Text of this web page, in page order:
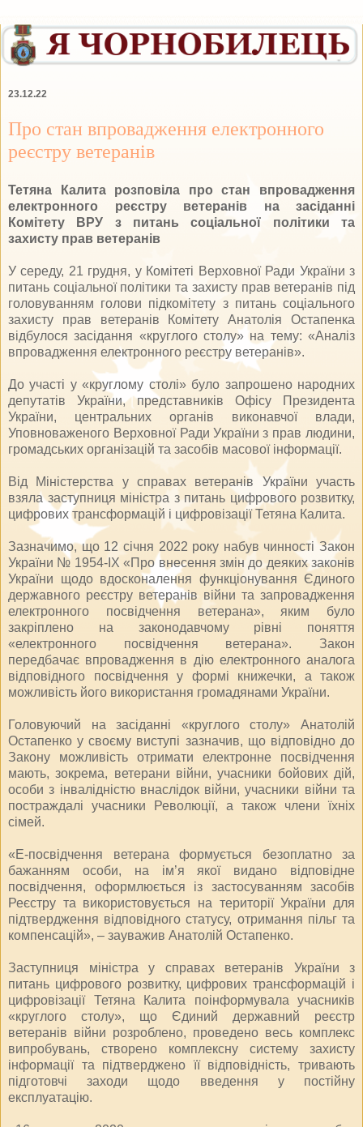
23.12.22
Про стан впровадження електронного
реєстру ветеранів
Тетяна Калита розповіла про стан впровадження
електронного реєстру ветеранів на засіданні
Комітету ВРУ з питань соціальної політики та
захисту прав ветеранів
У середу, 21 грудня, у Комітеті Верховної Ради України з
питань соціальної політики та захисту прав ветеранів під
головуванням голови підкомітету з питань соціального
захисту прав ветеранів Комітету Анатолія Остапенка
відбулося засідання «круглого столу» на тему: «Аналіз
впровадження електронного реєстру ветеранів».
До участі у «круглому столі» було запрошено народних
депутатів України, представників Офісу Президента
України, центральних органів виконавчої влади,
Уповноваженого Верховної Ради України з прав людини,
громадських організацій та засобів масової інформації.
Від Міністерства у справах ветеранів України участь
взяла заступниця міністра з питань цифрового розвитку,
цифрових трансформацій і цифровізації Тетяна Калита.
Зазначимо, що 12 січня 2022 року набув чинності Закон
України № 1954-ІХ «Про внесення змін до деяких законів
України щодо вдосконалення функціонування Єдиного
державного реєстру ветеранів війни та запровадження
електронного посвідчення ветерана», яким було
закріплено на законодавчому рівні поняття
«електронного посвідчення ветерана». Закон
передбачає впровадження в дію електронного аналога
відповідного посвідчення у формі книжечки, а також
можливість його використання громадянами України.
Головуючий на засіданні «круглого столу» Анатолій
Остапенко у своєму виступі зазначив, що відповідно до
Закону можливість отримати електронне посвідчення
мають, зокрема, ветерани війни, учасники бойових дій,
особи з інвалідністю внаслідок війни, учасники війни та
постраждалі учасники Революції, а також члени їхніх
сімей.
«Е-посвідчення ветерана формується безоплатно за
бажанням особи, на ім’я якої видано відповідне
посвідчення, оформлюється із застосуванням засобів
Реєстру та використовується на території України для
підтвердження відповідного статусу, отримання пільг та
компенсацій», – зауважив Анатолій Остапенко.
Заступниця міністра у справах ветеранів України з
питань цифрового розвитку, цифрових трансформацій і
цифровізації Тетяна Калита поінформувала учасників
«круглого столу», що Єдиний державний реєстр
ветеранів війни розроблено, проведено весь комплекс
випробувань, створено комплексну систему захисту
інформації та підтверджено її відповідність, тривають
підготовчі заходи щодо введення у постійну
експлуатацію.